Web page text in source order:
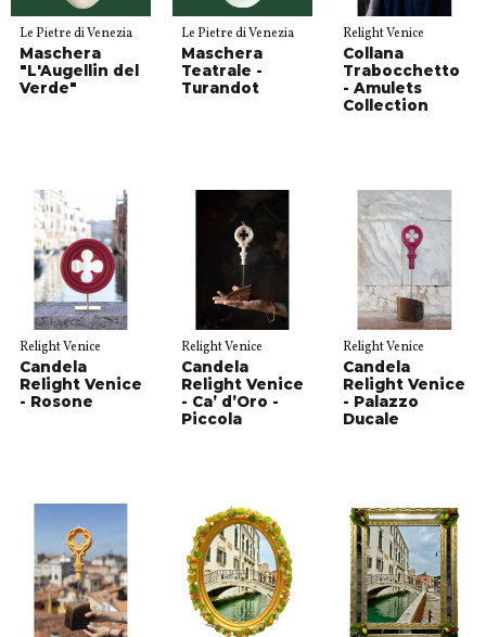
Le Pietre di Venezia
Maschera
"L'Augellin del
Verde"
Le Pietre di Venezia
Maschera
Teatrale -
Turandot
Relight Venice
Collana
Trabocchetto
- Amulets
Collection
Relight Venice
Candela
Relight Venice
- Rosone
Relight Venice
Candela
Relight Venice
- Ca’ d’Oro -
Piccola
Relight Venice
Candela
Relight Venice
- Palazzo
Ducale